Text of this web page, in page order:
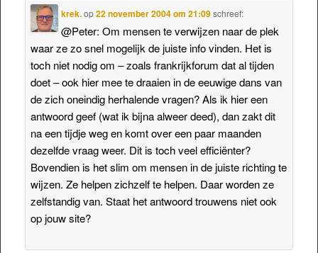
krek.op22 november 2004 om 21:09 schreef:
@Peter: Om mensen te verwijzen naar de plek
waar ze zo snel mogelijk de juiste info vinden. Het is
toch niet nodig om – zoals frankrijkforum dat al tijden
doet – ook hier mee te draaien in de eeuwige dans van
de zich oneindig herhalende vragen? Als ik hier een
antwoord geef (wat ik bijna alweer deed), dan zakt dit
na een tijdje weg en komt over een paar maanden
dezelfde vraag weer. Dit is toch veel efficiënter?
Bovendien is het slim om mensen in de juiste richting te
wijzen. Ze helpen zichzelf te helpen. Daar worden ze
zelfstandig van. Staat het antwoord trouwens niet ook
op jouw site?